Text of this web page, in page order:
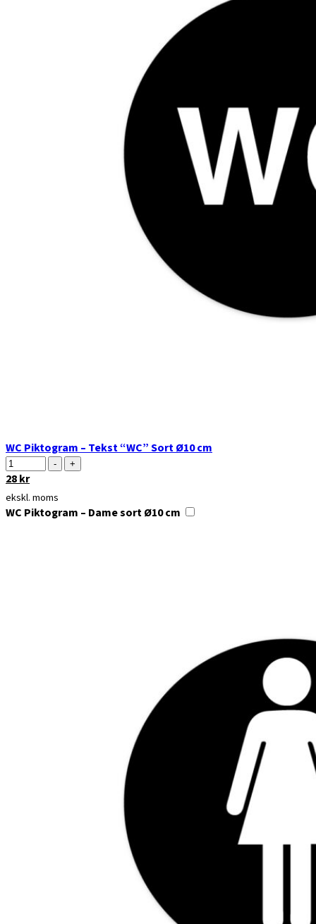
WC Piktogram – Tekst “WC” Sort Ø10 cm
Antal
- +
Den
oprindelige
pris
28krDen
aktuelle
pris
ekskl. moms
WC Piktogram – Dame sort Ø10 cm